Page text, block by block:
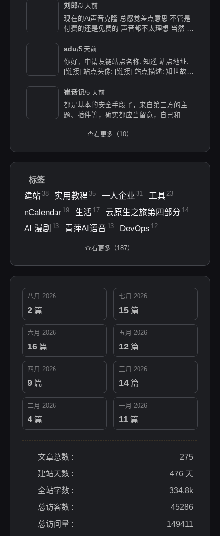
以薅免费额度的API 还有DeepSeek的低价
API 太爽啦
刘郎/3 天前
现在的Ai声音克隆 总感觉差点意思 不管是
付费的还是免费的 声音都不太理想 当然 付
adu/5 天前
你好，申请友链站点名称: 知遥 站点地址:
[链接] 站点头像: [链接] 站点描述: 知世故而
崔话记/5 天前
都是基本的安全手段了，来自第三方的主
题、插件等，确实都应当留意，自己和用ai
查看更多（10）
标签
建站 38 实用教程 35 一人企业 31 工具 23
nCalendar 19 生活 17 云原生之旅第四部分 14
AI 漫剧 13 青萍AI语音 13 DevOps 12
查看更多（187）
八月 2026
2 篇
七月 2026
15 篇
六月 2026
16 篇
五月 2026
12 篇
四月 2026
9 篇
三月 2026
14 篇
二月 2026
4 篇
一月 2026
11 篇
文章总数 :
275
建站天数 :
476 天
全站字数 :
334.8k
总访客数 :
45286
总访问量 :
149411